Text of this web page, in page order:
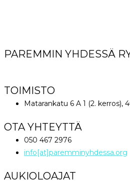
PAREMMIN YHDESSÄ
TOIMISTO
Matarankatu 6 A 1 (2. kerros),
OTA YHTEYTTÄ
050 467 2976
info[at]paremminyhdessa.org
AUKIOLOAJAT